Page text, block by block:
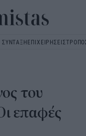
ΣΥΝΤΑΞΗΕΠΙΧΕΙΡΗΣΕΙΣ
του
επαφές